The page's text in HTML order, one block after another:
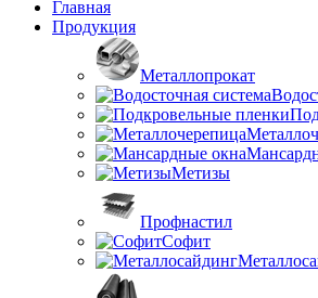
Главная
Продукция
Металлопрокат
Метизы
Профнастил
Софит